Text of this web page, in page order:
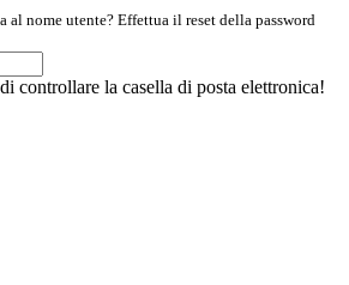
al nome utente? Effettua il reset della password
controllare la casella di posta elettronica!